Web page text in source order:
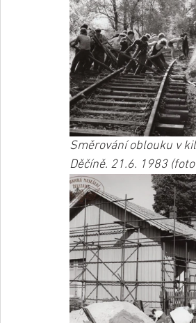
Směrování oblouku v
Děčíně. 21.6. 1983 (foto